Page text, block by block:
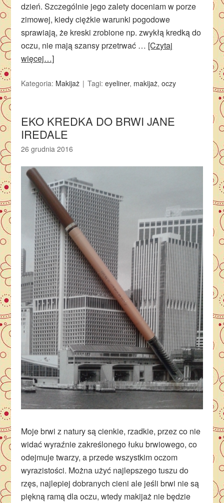
dzień. Szczególnie jego zalety doceniam w porze
zimowej, kiedy ciężkie warunki pogodowe
sprawiają, że kreski zrobione np. zwykłą kredką do
oczu, nie mają szansy przetrwać … [Czytaj
więcej…]
Kategoria: Makijaż Tagi:eyeliner, makijaż,oczy
EKO KREDKA DO BRWI JANE
IREDALE
26 grudnia 2016
Moje brwi z natury są cienkie, rzadkie, przez co nie
widać wyraźnie zakreślonego łuku brwiowego, co
odejmuje twarzy, a przede wszystkim oczom
wyrazistości. Można użyć najlepszego tuszu do
rzęs, najlepiej dobranych cieni ale jeśli brwi nie są
piękną ramą dla oczu, wtedy makijaż nie będzie